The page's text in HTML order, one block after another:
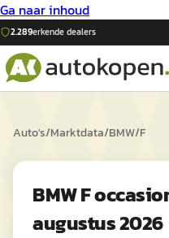
Ga naar inhoud
2.289erkende dealers
Auto's/Marktdata/BMW/F
BMW F
augustus 2026